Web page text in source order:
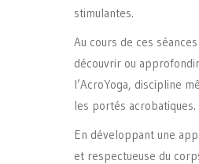
stimulantes.
Au cours de ces
découvrir ou
l’AcroYoga, discipline
les portés acrobatiques.
En développant une
et respectueuse du